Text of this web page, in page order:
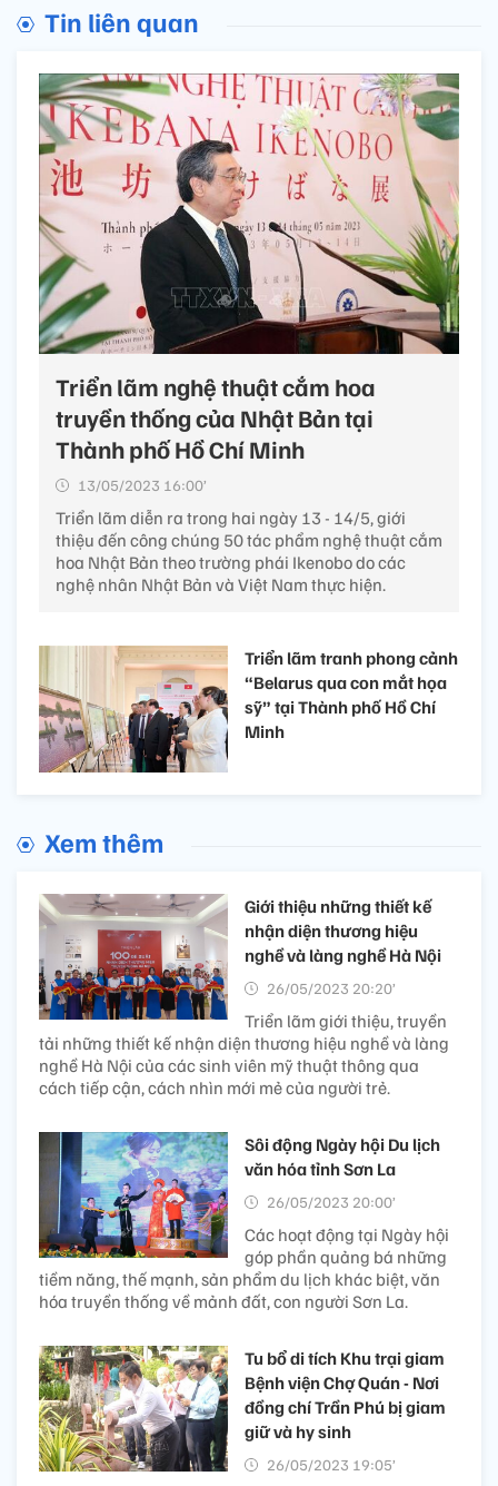
Tin liên quan
Triển lãm nghệ thuật cắm hoa
truyền thống của Nhật Bản tại
Thành phố Hồ Chí Minh
13/05/2023 16:00’
Triển lãm diễn ra trong hai ngày 13 - 14/5, giới
thiệu đến công chúng 50 tác phẩm nghệ thuật cắm
hoa Nhật Bản theo trường phái Ikenobo do các
nghệ nhân Nhật Bản và Việt Nam thực hiện.
Triển lãm tranh phong cảnh
“Belarus qua con mắt họa
sỹ” tại Thành phố Hồ Chí
Minh
Xem thêm
Giới thiệu những thiết kế
nhận diện thương hiệu
nghề và làng nghề Hà Nội
26/05/2023 20:20’
Triển lãm giới thiệu, truyền
tải những thiết kế nhận diện thương hiệu nghề và làng
nghề Hà Nội của các sinh viên mỹ thuật thông qua
cách tiếp cận, cách nhìn mới mẻ của người trẻ.
Sôi động Ngày hội Du lịch
văn hóa tỉnh Sơn La
26/05/2023 20:00’
Các hoạt động tại Ngày hội
góp phần quảng bá những
tiềm năng, thế mạnh, sản phẩm du lịch khác biệt, văn
hóa truyền thống về mảnh đất, con người Sơn La.
Tu bổ di tích Khu trại giam
Bệnh viện Chợ Quán - Nơi
đồng chí Trần Phú bị giam
giữ và hy sinh
26/05/2023 19:05’